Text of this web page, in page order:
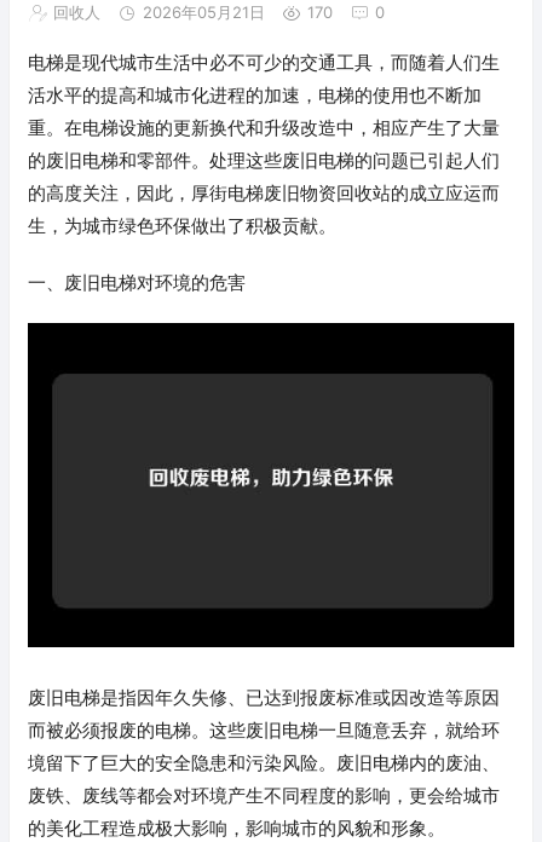
回收人 2026年05月21日 170 0
电梯是现代城市生活中必不可少的交通工具，而随着人们生
活水平的提高和城市化进程的加速，电梯的使用也不断加
重。在电梯设施的更新换代和升级改造中，相应产生了大量
的废旧电梯和零部件。处理这些废旧电梯的问题已引起人们
的高度关注，因此，厚街电梯废旧物资回收站的成立应运而
生，为城市绿色环保做出了积极贡献。
一、废旧电梯对环境的危害
废旧电梯是指因年久失修、已达到报废标准或因改造等原因
而被必须报废的电梯。这些废旧电梯一旦随意丢弃，就给环
境留下了巨大的安全隐患和污染风险。废旧电梯内的废油、
废铁、废线等都会对环境产生不同程度的影响，更会给城市
的美化工程造成极大影响，影响城市的风貌和形象。